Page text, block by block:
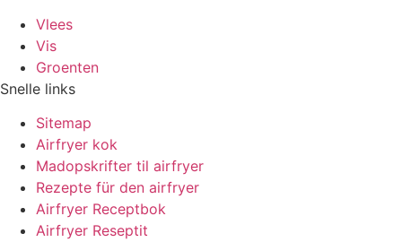
Vlees
Vis
Groenten
Snelle links
Sitemap
Airfryer kok
Madopskrifter til airfryer
Rezepte für den airfryer
Airfryer Receptbok
Airfryer Reseptit